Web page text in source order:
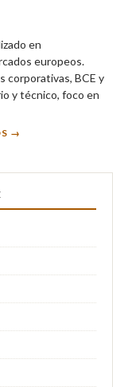
en
europeos.
corporativas, BCE y
y técnico, foco en
→